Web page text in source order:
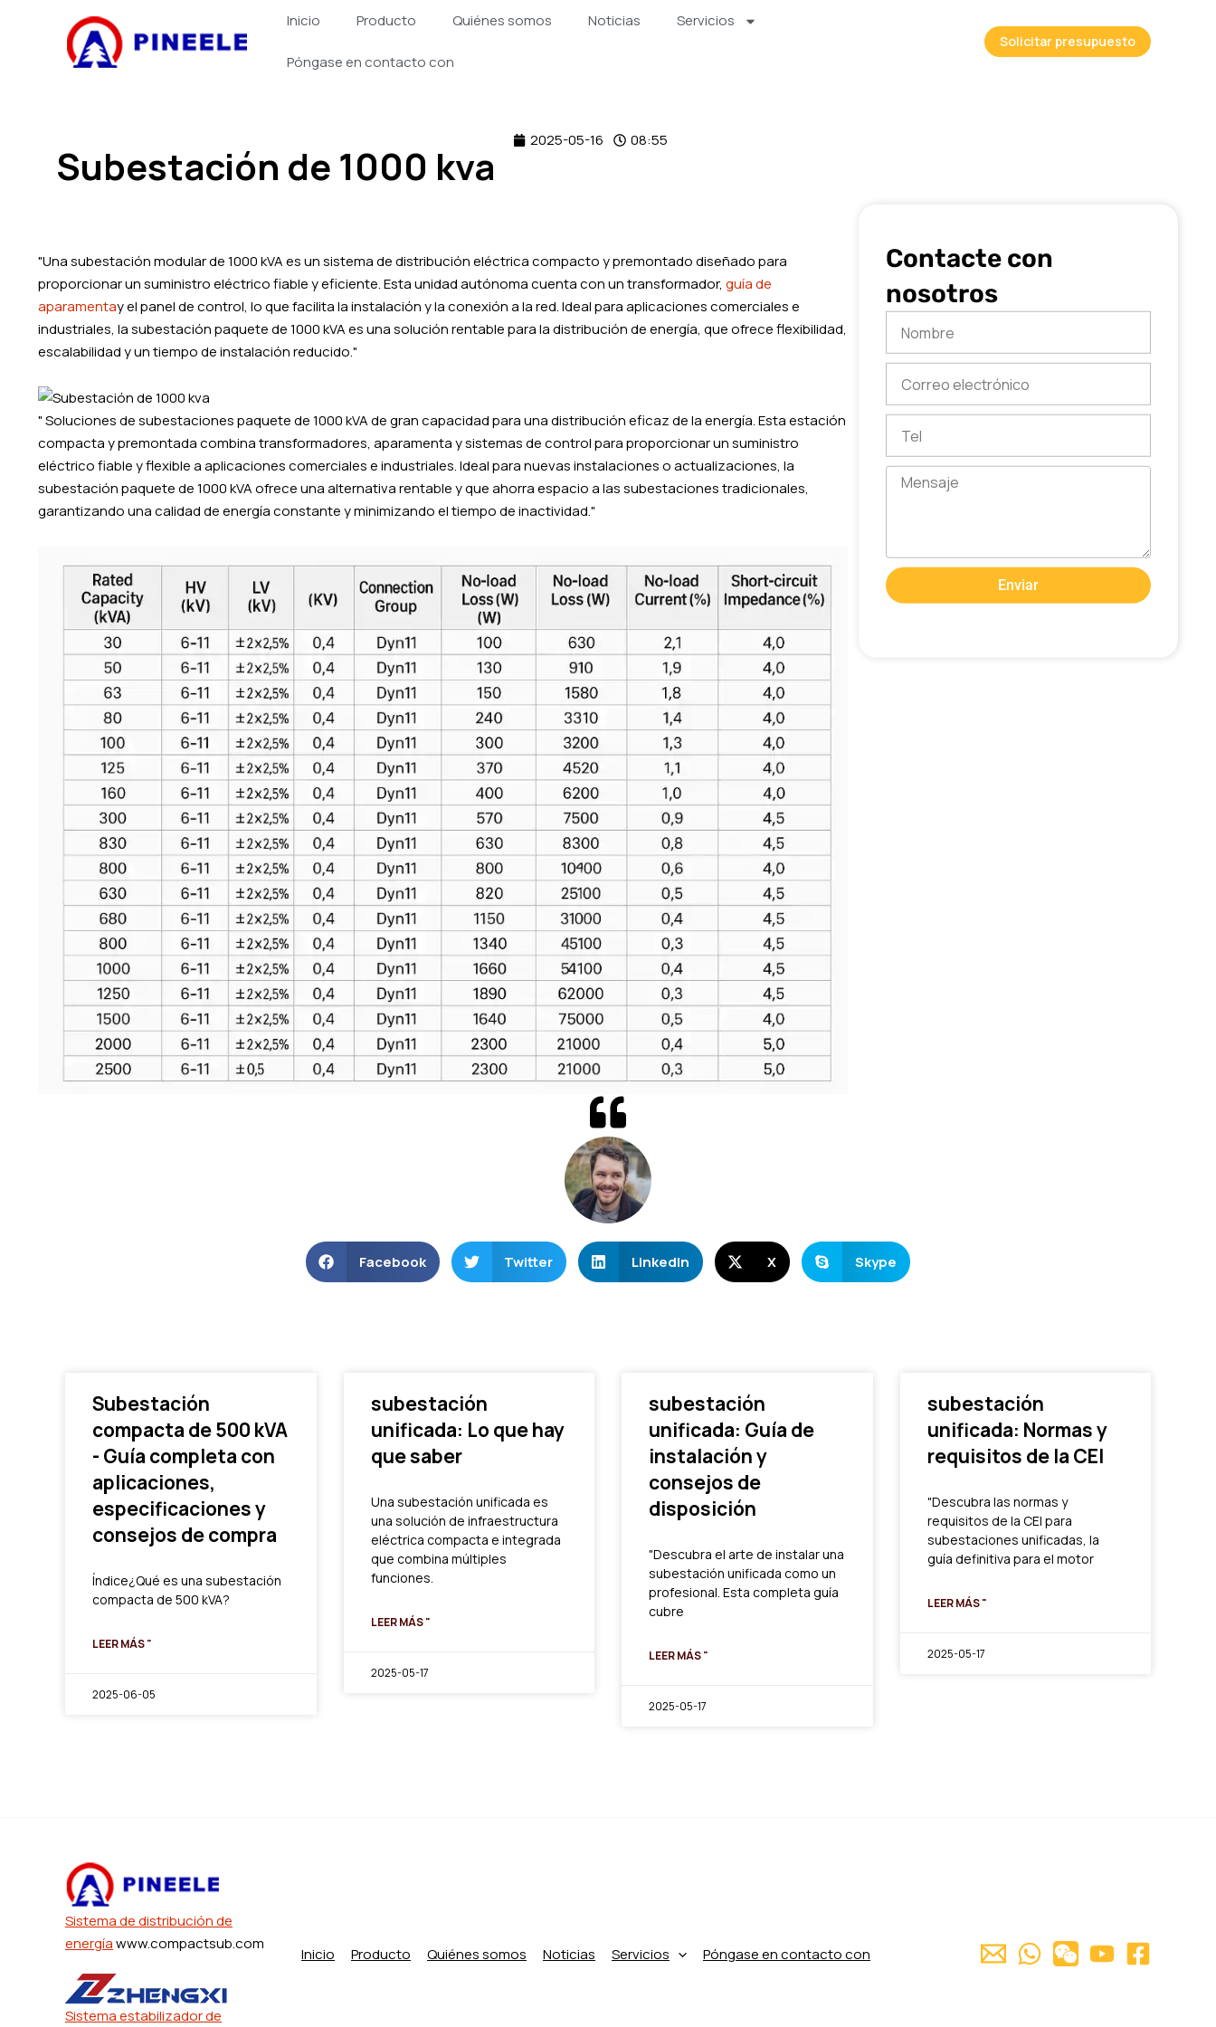
Inicio Producto Quiénes somos Noticias Servicios
Póngase en contacto con
Solicitar presupuesto
Subestación de 1000 kva
2025-05-16 08:55
"Una subestación modular de 1000 kVA es un sistema de distribución eléctrica compacto y premontado diseñado para
proporcionar un suministro eléctrico fiable y eficiente. Esta unidad autónoma cuenta con un transformador, guía de
aparamentay el panel de control, lo que facilita la instalación y la conexión a la red. Ideal para aplicaciones comerciales e
industriales, la subestación paquete de 1000 kVA es una solución rentable para la distribución de energía, que ofrece flexibilidad,
escalabilidad y un tiempo de instalación reducido."
" Soluciones de subestaciones paquete de 1000 kVA de gran capacidad para una distribución eficaz de la energía. Esta estación
compacta y premontada combina transformadores, aparamenta y sistemas de control para proporcionar un suministro
eléctrico fiable y flexible a aplicaciones comerciales e industriales. Ideal para nuevas instalaciones o actualizaciones, la
subestación paquete de 1000 kVA ofrece una alternativa rentable y que ahorra espacio a las subestaciones tradicionales,
garantizando una calidad de energía constante y minimizando el tiempo de inactividad."
Contacte con
nosotros
electrónico
Mensaje
Enviar
Facebook Twitter LinkedIn X Skype
Subestación
compacta de 500 kVA
- Guía completa con
aplicaciones,
especificaciones y
consejos de compra
Índice¿Qué es una subestación
compacta de 500 kVA?
LEER MÁS "
2025-06-05
subestación
unificada: Lo que hay
que saber
Una subestación unificada es
una solución de infraestructura
eléctrica compacta e integrada
que combina múltiples
funciones.
LEER MÁS "
2025-05-17
subestación
unificada: Guía de
instalación y
consejos de
disposición
"Descubra el arte de instalar una
subestación unificada como un
profesional. Esta completa guía
cubre
LEER MÁS "
2025-05-17
subestación
unificada: Normas y
requisitos de la CEI
"Descubra las normas y
requisitos de la CEI para
subestaciones unificadas, la
guía definitiva para el motor
LEER MÁS "
2025-05-17
Sistema de distribución de
energíawww.compactsub.com
Sistema estabilizador de
Inicio Producto Quiénes somos Noticias Servicios Póngase en contacto con